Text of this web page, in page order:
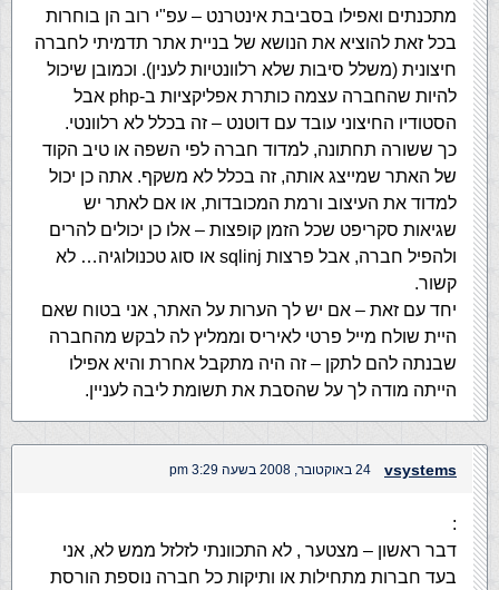
מתכנתים ואפילו בסביבת אינטרנט – עפ"י רוב הן בוחרות
בכל זאת להוציא את הנושא של בניית אתר תדמיתי לחברה
חיצונית (משלל סיבות שלא רלוונטיות לענין). וכמובן שיכול
להיות שהחברה עצמה כותרת אפליקציות ב-php אבל
הסטודיו החיצוני עובד עם דוטנט – זה בכלל לא רלוונטי.
כך ששורה תחתונה, למדוד חברה לפי השפה או טיב הקוד
של האתר שמייצג אותה, זה בכלל לא משקף. אתה כן יכול
למדוד את העיצוב ורמת המכובדות, או אם לאתר יש
שגיאות סקריפט שכל הזמן קופצות – אלו כן יכולים להרים
ולהפיל חברה, אבל פרצות sqlinj או סוג טכנולוגיה… לא
קשור.
יחד עם זאת – אם יש לך הערות על האתר, אני בטוח שאם
היית שולח מייל פרטי לאיריס וממליץ לה לבקש מהחברה
שבנתה להם לתקן – זה היה מתקבל אחרת והיא אפילו
הייתה מודה לך על שהסבת את תשומת ליבה לעניין.
vsystems 24 באוקטובר, 2008 בשעה 3:29 pm
:
דבר ראשון – מצטער , לא התכוונתי לזלזל ממש לא, אני
בעד חברות מתחילות או ותיקות כל חברה נוספת הורסת